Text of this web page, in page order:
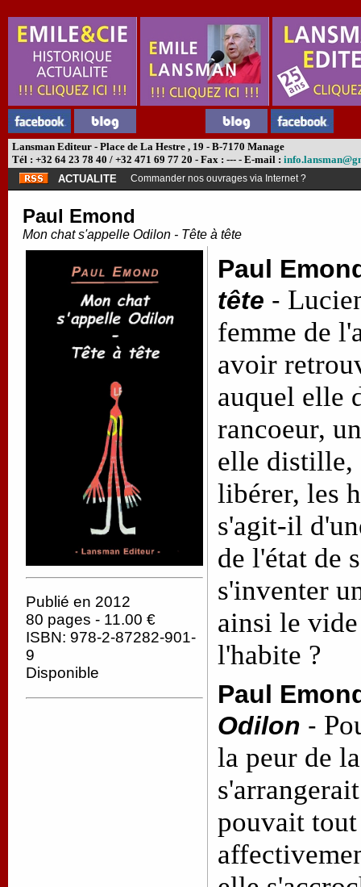
Lansman Editeur - Place de La Hestre , 19 - B-7170 Manage
Tél : +32 64 23 78 40 / +32 471 69 77 20 - Fax : --- - E-mail :
ACTUALITE
Commander nos ouvrages via Internet ?
Paul Emond
Mon chat s'appelle Odilon - Tête à tête
Publié en 2012
80 pages - 11.00 €
ISBN: 978-2-87282-901-
9
Disponible
Paul
tête -
femme de
avoir
auquel elle
rancoeur,
elle distille,
libérer, les
s'agit-il
de l'état de
s'inventer
ainsi le
l'habite ?
Paul
Odilon -
la peur de
pouvait